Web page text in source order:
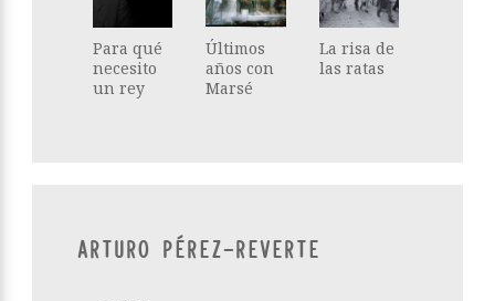
Para qué
necesito
un rey
Últimos
años con
Marsé
La risa de
las ratas
ARTURO PÉREZ-REVERTE